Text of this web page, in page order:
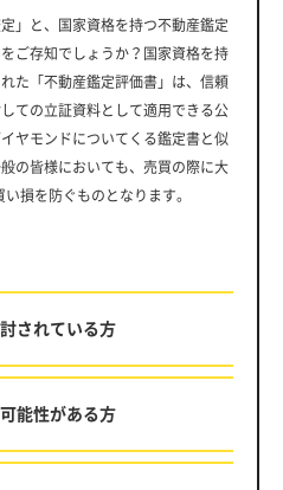
」と、国家資格を持つ不動産鑑定
ご存知でしょうか？国家資格を持
た「不動産鑑定評価書」は、信頼
ての立証資料として適用できる公
ヤモンドについてくる鑑定書と似
の皆様においても、売買の際に大
損を防ぐものとなります。
されている方
可能性がある方